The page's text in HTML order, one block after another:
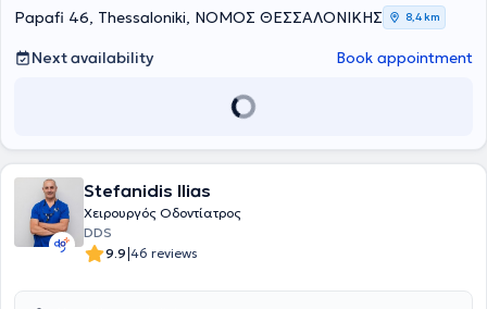
Papafi 46, Thessaloniki, ΝΟΜΟΣ ΘΕΣΣΑΛΟΝΙΚΗΣ 8,4 km
Next availability Book appointment
Stefanidis Ilias
Χειρουργός Οδοντίατρος
DDS
9.9|46 reviews